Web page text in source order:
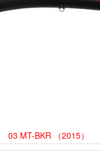
03 MT-BKR （2015）